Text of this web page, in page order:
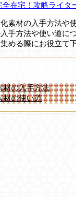
在宅！攻略ライタ
素材の入手方法や
手方法や使い道に
める際にお役立て下
材の入手方法
材の使い道